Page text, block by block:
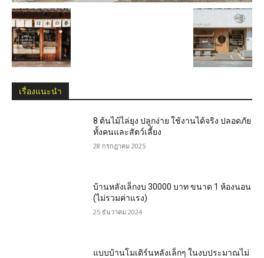
เรื่องแนะนำ
8 ต้นไม้ไล่ยุง ปลูกง่าย ใช้งานได้จริง ปลอดภัย
ทั้งคนและสัตว์เลี้ยง
28 กรกฎาคม 2025
บ้านหลังเล็กงบ 30000 บาท ขนาด 1 ห้องนอน
(ไม่รวมค่าแรง)
25 ธันวาคม 2024
แบบบ้านโมเดิร์นหลังเล็กๆ ในงบประมาณไม่